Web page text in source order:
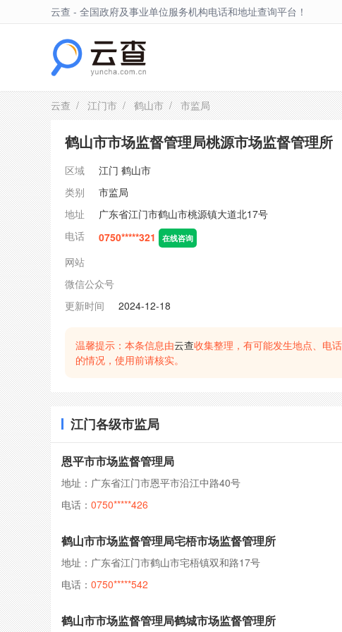
云查 - 全国政府及事业单位服务机构电话和地址查询平台！
云查/江门市/鹤山市/ 市监局
鹤山市市场监督管理局桃源市场监督管理所
区域 江门 鹤山市
类别
市监局
地址
广东省江门市鹤山市桃源镇大道北17号
电话
0750*****321 在线咨询
网站
微信公众号
更新时间
2024-12-18
温馨提示：本条信息由云查收集整理，有可能发生地点、电
的情况，使用前请核实。
江门各级市监局
恩平市市场监督管理局
地址：广东省江门市恩平市沿江中路40号
电话： 0750*****426
鹤山市市场监督管理局宅梧市场监督管理所
地址：广东省江门市鹤山市宅梧镇双和路17号
电话： 0750*****542
鹤山市市场监督管理局鹤城市场监督管理所